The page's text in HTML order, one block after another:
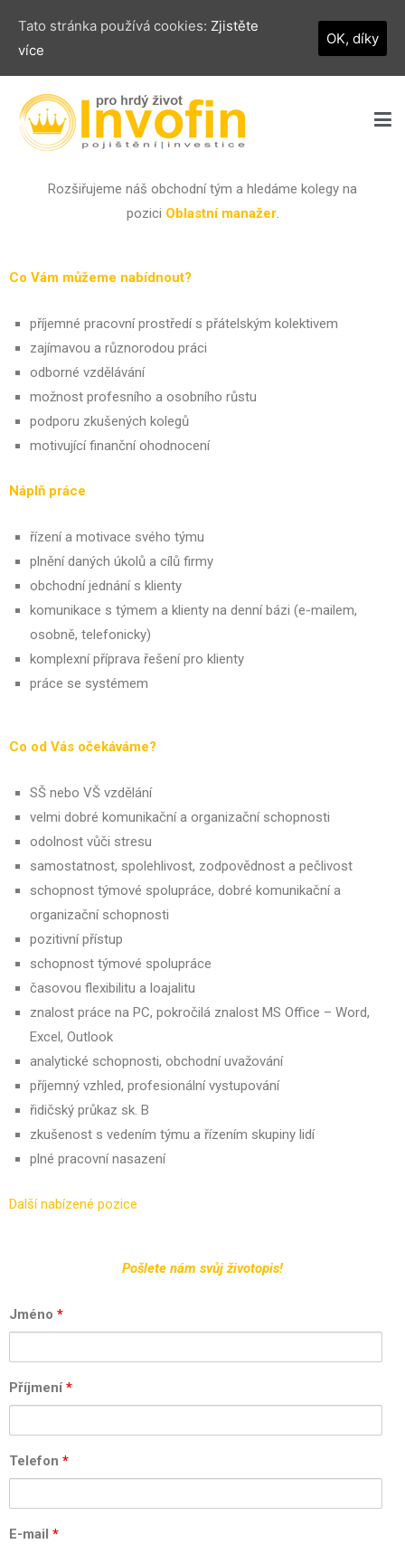
Rozšiřujeme náš obchodní tým a hledáme kolegy na
pozici Oblastní manažer.
Co Vám můžeme nabídnout?
příjemné pracovní prostředí s přátelským kolektivem
zajímavou a různorodou práci
odborné vzdělávání
možnost profesního a osobního růstu
podporu zkušených kolegů
motivující finanční ohodnocení
Náplň práce
řízení a motivace svého týmu
plnění daných úkolů a cílů firmy
obchodní jednání s klienty
komunikace s týmem a klienty na denní bázi (e-mailem,
osobně, telefonicky)
komplexní příprava řešení pro klienty
práce se systémem
Co od Vás očekáváme?
SŠ nebo VŠ vzdělání
velmi dobré komunikační a organizační schopnosti
odolnost vůči stresu
samostatnost, spolehlivost, zodpovědnost a pečlivost
schopnost týmové spolupráce, dobré komunikační a
organizační schopnosti
pozitivní přístup
schopnost týmové spolupráce
časovou flexibilitu a loajalitu
znalost práce na PC, pokročilá znalost MS Office – Word,
Excel, Outlook
analytické schopnosti, obchodní uvažování
příjemný vzhled, profesionální vystupování
řidičský průkaz sk. B
zkušenost s vedením týmu a řízením skupiny lidí
plné pracovní nasazení
Další nabízené pozice
Pošlete nám svůj životopis!
Jméno *
Příjmení*
Telefon *
E-mail *
Tato stránka používá cookies: Zjistěte
více
OK, díky